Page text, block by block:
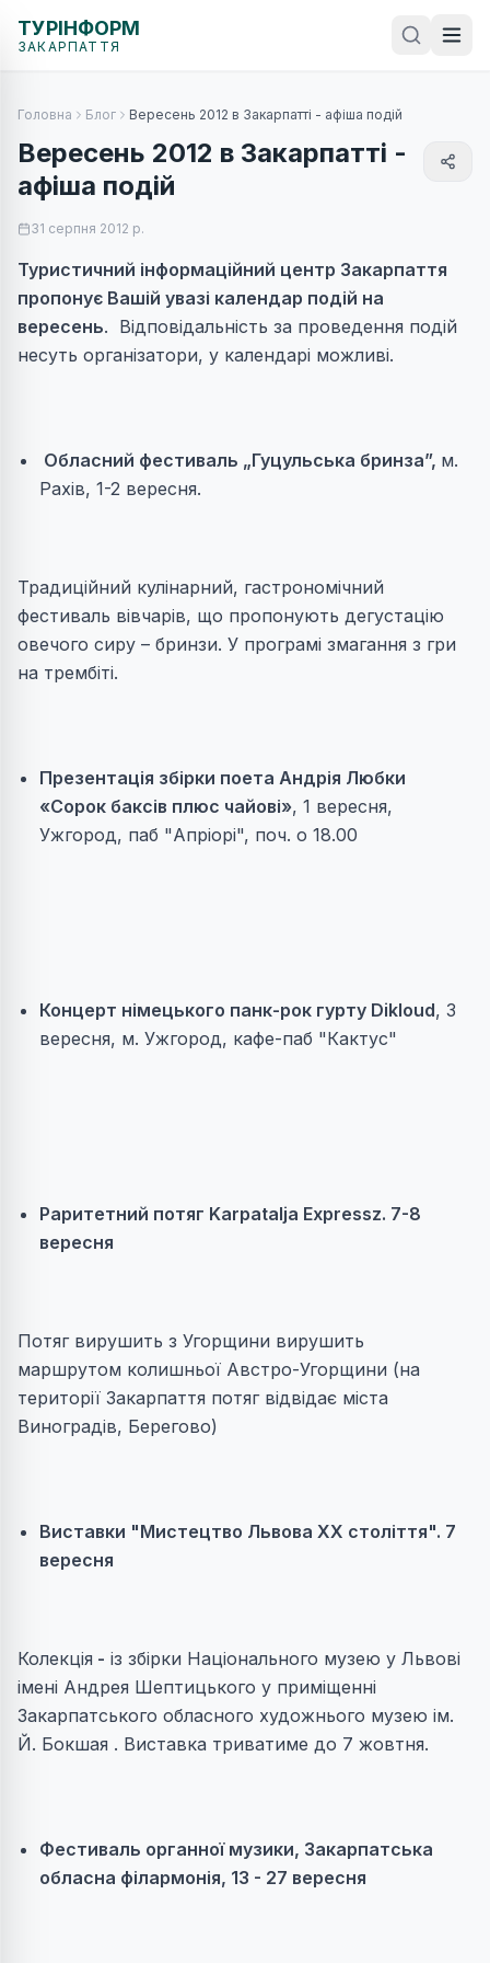
ТУРІНФОРМ
ЗАКАРПАТТЯ
Головна Блог Вересень 2012 в Закарпатті - афіша подій
Вересень 2012 в Закарпатті -
афіша подій
31 серпня 2012 р.
Туристичний інформаційний центр Закарпаття
пропонує Вашій увазі календар подій на
вересень. Відповідальність за проведення подій
несуть організатори, у календарі можливі.
Обласний фестиваль „Гуцульська бринза”, м.
Рахів, 1-2 вересня.
Традиційний кулінарний, гастрономічний
фестиваль вівчарів, що пропонують дегустацію
овечого сиру – бринзи. У програмі змагання з гри
на трембіті.
Презентація збірки поета Андрія Любки
«Сорок баксів плюс чайові», 1 вересня,
Ужгород, паб "Апріорі", поч. о 18.00
Концерт німецького панк-рок гурту Dikloud, 3
вересня, м. Ужгород, кафе-паб "Кактус"
Раритетний потяг Kаrpаtalja Expressz. 7-8
вересня
Потяг вирушить з Угорщини вирушить
маршрутом колишньої Австро-Угорщини (на
території Закарпаття потяг відвідає міста
Виноградів, Берегово)
Виставки "Мистецтво Львова ХХ століття". 7
вересня
Колекція - із збірки Національного музею у Львові
імені Андрея Шептицького у приміщенні
Закарпатського обласного художнього музею ім.
Й. Бокшая . Виставка триватиме до 7 жовтня.
Фестиваль органної музики, Закарпатська
обласна філармонія, 13 - 27 вересня